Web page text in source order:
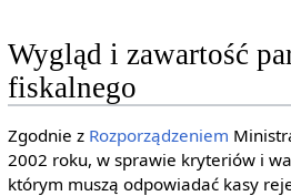
Wygląd i zawartość
fiskalnego
Zgodnie z Rozporządzeniem
2002 roku, w sprawie kryteriów i
którym muszą odpowiadać kasy